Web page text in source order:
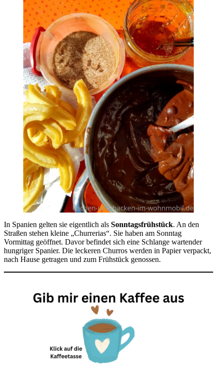
In Spanien gelten sie eigentlich als Sonntagsfrühstück. An den
Straßen stehen kleine „Churrerias“. Sie haben am Sonntag
Vormittag geöffnet. Davor befindet sich eine Schlange wartender
hungriger Spanier. Die leckeren Churros werden in Papier verpackt,
nach Hause getragen und zum Frühstück genossen.